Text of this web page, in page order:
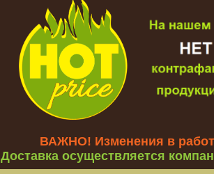
ВАЖНО! Изменения в
Доставка осуществляется